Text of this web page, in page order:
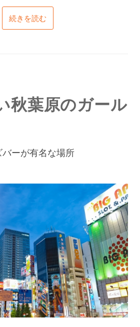
続きを読む
秋葉原のガール
ーが有名な場所